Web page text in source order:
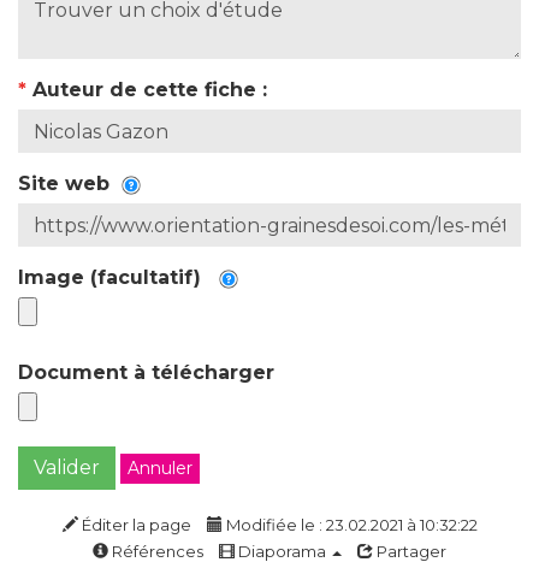
* Auteur de cette fiche :
Site web
Image (facultatif)
Document à télécharger
Valider Annuler
Éditer la page
Modifiée le : 23.02.2021 à 10:32:22
Références
Diaporama Partager